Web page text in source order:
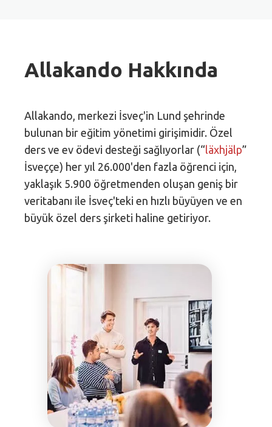
Allakando Hakkında
Allakando, merkezi İsveç'in Lund şehrinde
bulunan bir eğitim yönetimi girişimidir. Özel
ders ve ev ödevi desteği sağlıyorlar (“läxhjälp”
İsveççe) her yıl 26.000'den fazla öğrenci için,
yaklaşık 5.900 öğretmenden oluşan geniş bir
veritabanı ile İsveç'teki en hızlı büyüyen ve en
büyük özel ders şirketi haline getiriyor.